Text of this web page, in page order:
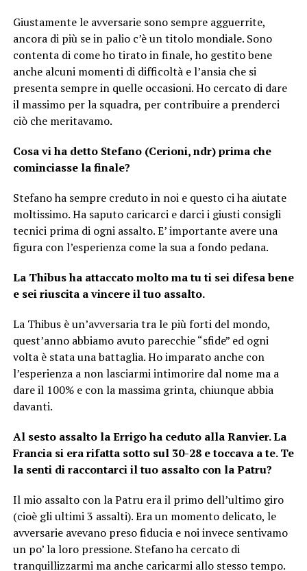
Giustamente le avversarie sono sempre agguerrite,
ancora di più se in palio c’è un titolo mondiale. Sono
contenta di come ho tirato in finale, ho gestito bene
anche alcuni momenti di difficoltà e l’ansia che si
presenta sempre in quelle occasioni. Ho cercato di dare
il massimo per la squadra, per contribuire a prenderci
ciò che meritavamo.
Cosa vi ha detto Stefano (Cerioni, ndr) prima che
cominciasse la finale?
Stefano ha sempre creduto in noi e questo ci ha aiutate
moltissimo. Ha saputo caricarci e darci i giusti consigli
tecnici prima di ogni assalto. E’ importante avere una
figura con l’esperienza come la sua a fondo pedana.
La Thibus ha attaccato molto ma tu ti sei difesa bene
e sei riuscita a vincere il tuo assalto.
La Thibus è un’avversaria tra le più forti del mondo,
quest’anno abbiamo avuto parecchie “sfide” ed ogni
volta è stata una battaglia. Ho imparato anche con
l’esperienza a non lasciarmi intimorire dal nome ma a
dare il 100% e con la massima grinta, chiunque abbia
davanti.
Al sesto assalto la Errigo ha ceduto alla Ranvier. La
Francia si era rifatta sotto sul 30-28 e toccava a te. Te
la senti di raccontarci il tuo assalto con la Patru?
Il mio assalto con la Patru era il primo dell’ultimo giro
(cioè gli ultimi 3 assalti). Era un momento delicato, le
avversarie avevano preso fiducia e noi invece sentivamo
un po’ la loro pressione. Stefano ha cercato di
tranquillizzarmi ma anche caricarmi allo stesso tempo.